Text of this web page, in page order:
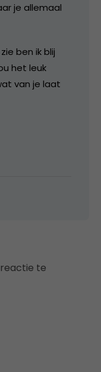
je allemaal
ben ik blij
het leuk
van je laat
te